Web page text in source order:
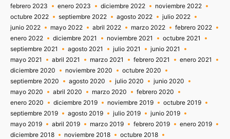
febrero 2023
enero 2023 diciembre 2022
noviembre 2022
octubre 2022
septiembre 2022 agosto 2022
julio 2022
junio 2022
mayo 2022 abril 2022 marzo 2022
febrero 2022
enero 2022
diciembre 2021 noviembre 2021
octubre 2021
septiembre 2021
agosto 2021 julio 2021
junio 2021
mayo 2021
abril 2021 marzo 2021 febrero 2021
enero 2021
diciembre 2020
noviembre 2020
octubre 2020
septiembre 2020
agosto 2020 julio 2020
junio 2020
mayo 2020
abril 2020 marzo 2020
febrero 2020
enero 2020
diciembre 2019 noviembre 2019
octubre 2019
septiembre 2019
agosto 2019 julio 2019
junio 2019
mayo 2019
abril 2019 marzo 2019 febrero 2019
enero 2019
diciembre 2018
noviembre 2018
octubre 2018